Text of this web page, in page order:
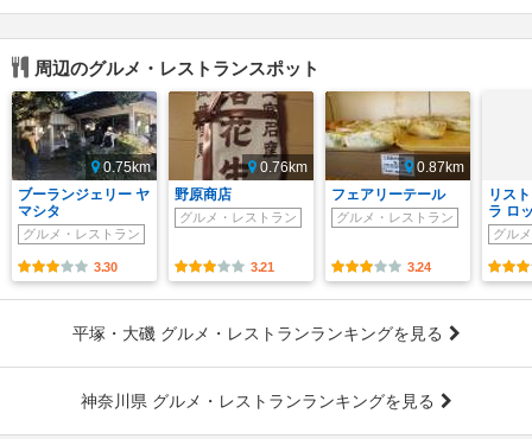
周辺のグルメ・レストランスポット
0.75km
ブーランジェリー ヤ
マシタ
グルメ・レストラン
3.30
0.76km
野原商店
グルメ・レストラン
3.21
0.87km
フェアリーテール
グルメ・レストラン
3.24
リス
ラ ロ
グル
平塚・大磯 グルメ・レストランランキングを見る
神奈川県 グルメ・レストランランキングを見る